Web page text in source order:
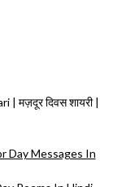
| मज़दूर दिवस शायरी |
Day Messages In